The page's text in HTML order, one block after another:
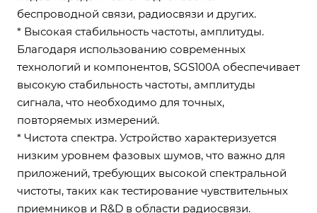
беспроводной связи, радиосвязи и других.
* Высокая стабильность частоты, амплитуды.
Благодаря использованию современных
технологий и компонентов, SGS100A обеспечивает
высокую стабильность частоты, амплитуды
сигнала, что необходимо для точных,
повторяемых измерений.
* Чистота спектра. Устройство характеризуется
низким уровнем фазовых шумов, что важно для
приложений, требующих высокой спектральной
чистоты, таких как тестирование чувствительных
приемников и R&D в области радиосвязи.